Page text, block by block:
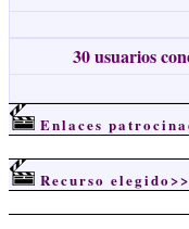
30 usuarios
Enlaces
Recurso elegido>>